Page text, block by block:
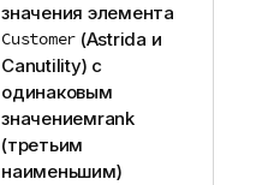
значения элемента
Customer (Astrida и
Canutility) с
одинаковым
значениемrank
(третьим
наименьшим)